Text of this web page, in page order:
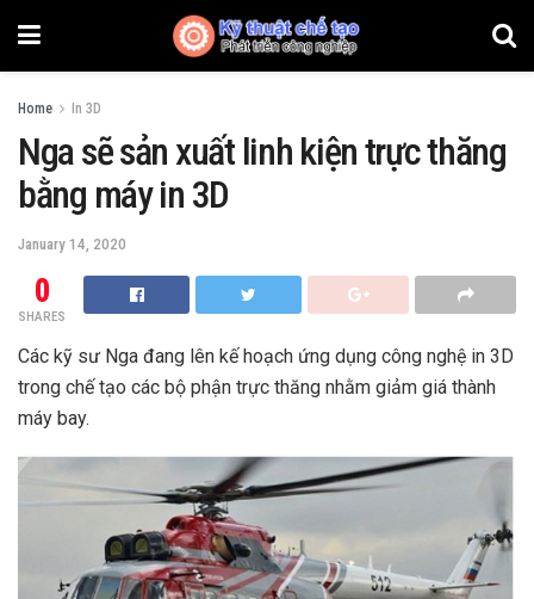
Home In 3D
Nga sẽ sản xuất linh kiện trực thăng
bằng máy in 3D
January 14, 2020
0
SHARES
Các kỹ sư Nga đang lên kế hoạch ứng dụng công nghệ in 3D
trong chế tạo các bộ phận trực thăng nhằm giảm giá thành
máy bay.